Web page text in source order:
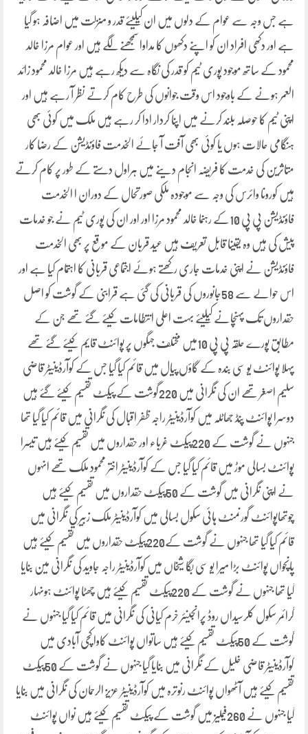
ہے جس وجہ سے عوام کے دلوں میں ان کیلیئے قدر و منزلت میں اضافہ ہو گیا
ہے اور دکھی افراد ان کو اپنے دکھوں کا مداوا سمجھنے لگے ہیں اور عوام مرزا خالد
محمود کے ساتھ موجود پوری ٹیم کو قدر کی نگاہ سے دیکھ رہے ہیں مرزا خالد محمود زائد
العمر ہونے کے باوجود اس وقت جوانوں کی طرح کام کرتے نظر آ رہے ہیں اور
اپنی ٹیم کا حوصلہ بلند کرنے میں اپنا کردار ادا کر رہے ہیں ملک میں کوئی بھی
ہنگامی حالات ہوں یا کوئی بھی آفت آ جائے الخدمت فاؤنڈیشن کے رضا کار
متاثرین کی خدمت کا فریضہ انجام دینے میں ہراول دستے کے طور پر کام کرتے
ہیں کورونا وائرس کی وجہ سے موجودہ ملکی صورتحال کے دوران ا الخدمت
فاؤنڈیشن پی پی 10کے رہنما خالد محمود مرزا اور اور ان کی پوری ٹیم نے جو خدمات
پیش کی ہیں وہ یقینا قابل تعریف ہیں عید قربان کے موقع پر بھی الخدمت
فاؤنڈیشن نے اپنی خدمات جاری رکھتے ہوئے اجتماعی قربانی کا اہتمام کیا ہے اور
اس حوالے سے 58جانوروں کی قربانی کی گئی ہے قرابنی کے گوشت کو اصل
حقداروں تک پہنچانے کیلیئے بہت اعلی انتطامات کیئے گئے تھے جن کے
مطابق پورے حلقہ پی پی 10میں مختلف جہگوں پر پوائنٹ قایم کیئے گئے تھے
پہلا پوائنٹ یو سی بندہ کے گاؤں پیال میں قائم کیا گیا جس کے کوآرڈینیٹر قاضی
سلیم اصغر تھے ان کی نگرانی میں 220گوشت کے پیکٹ تقسیم کیئے گئے ہیں
دوسرا پوائنٹ پنڈ جھاٹلہ میں کوآرڈینیٹر راجہ ظفر اقبال کی نگرانی میں قائم کیا گیا تھا
جنہوں نے گوشت کے 220پیکٹ غرباء اور حقداروں میں تقسیم کیئے ہیں تیسرا
پوائنٹ بسالی موڑ میں قائم کیا گیا جس کے کوآرڈینیٹر اختر محمود ملک تھے انہوں
نے اپنی نگرانی میں گوشت کے 50پیکٹ حقداروں میں تقسیم کیئے ہیں
چوتھاپوائنٹ گورنمنٹ ہائی سکول بسالی میں کوآرڈینیٹر ملک زبیر کی نگرانی میں
قائم کیا گیا تھا جنہوں نے گوشت کے220پیکٹ حقداروں میں تقسیم کیئے ہیں
پانچواں پوائنٹ بڑا میرا یو سی بگا شیخاں میں کوآرڈینیٹر راجہ جاوید کی نگرانی مین بنایا
گیا تھا جنہوں نے گوشت کے 220پیکٹ تقسیم کیئے ہیں چھٹا پوائنٹ ہونہار
گرائمر سکول کلرسیداں روڈ پرانجینئر خرم کیانی کی نگرانی میں قائم کیا گیا جنہوں نے
گوشت کے 50پیکٹ تقسیم کیئے ہیں ساتواں پوائنٹ کاوا کچی آبادی میں
کوآرڈینیٹر قاضی خلیل کے نگرانی میں بنایا گیا جنہوں نے گوشت کے 50پیکٹ
تقسیم کیئے ہیں آٹھواں پوائنٹ رنوترہ میں کوآرڈینیٹر عزیز الرحمان کی نگرانی میں بنایا
گیا جنہوں نے 260فیملیز میں گوشت کے پیکٹ تقسیم کیئے ہیں نواں پوائنٹ